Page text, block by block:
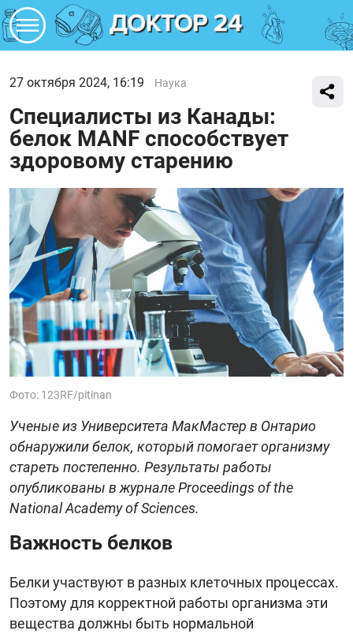
27 октября 2024, 16:19 Наука
Специалисты из Канады:
белок MANF способствует
здоровому старению
Фото: 123RF/pitinan
Ученые из Университета МакМастер в Онтарио
обнаружили белок, который помогает организму
стареть постепенно. Результаты работы
опубликованы в журнале Proceedings of the
National Academy of Sciences.
Важность белков
Белки участвуют в разных клеточных процессах.
Поэтому для корректной работы организма эти
вещества должны быть нормальной